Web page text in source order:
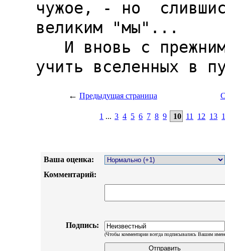
← Предыдущая страница
1 ... 3 4 5 6 7 8 9 10 11 12 13
Ваша оценка:
Комментарий:
Подпись:
(Чтобы комментарии всегда подписывались Вашим